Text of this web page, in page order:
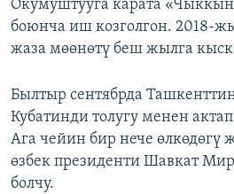
Окумуштууга карата
боюнча иш козголгон. 2018-
жаза мөөнөтү беш жылга
Былтыр сентябрда
Кубатинди толугу менен
Ага чейин бир нече өлкөдөгү
өзбек президенти Шавкат
болчу.